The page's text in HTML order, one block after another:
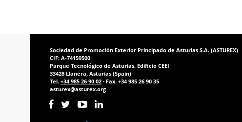
Sociedad de Promoción Exterior Principado de Asturias S.A. (ASTUREX)
CIF: A-74159500
Parque Tecnológico de Asturias. Edificio CEEI
33428 Llanera, Asturias (Spain)
Tel. +34 985 26 90 02 · Fax. +34 985 26 90 35
asturex@asturex.org